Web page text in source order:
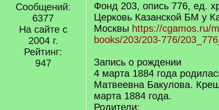
Сообщений:
6377
На сайте с
2004 г.
Рейтинг:
947
Фонд 203, опись 776, ед.
Церковь Казанской БМ у
Москвы https://cgamos.ru/
books/203/203-776/
Запись о рождении
4 марта 1884 года
Матвеевна Бакулова.
марта 1884 года.
Родители: